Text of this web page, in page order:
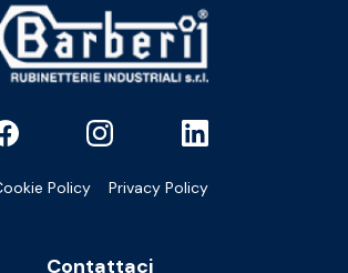
Policy Privacy Policy
Contattaci